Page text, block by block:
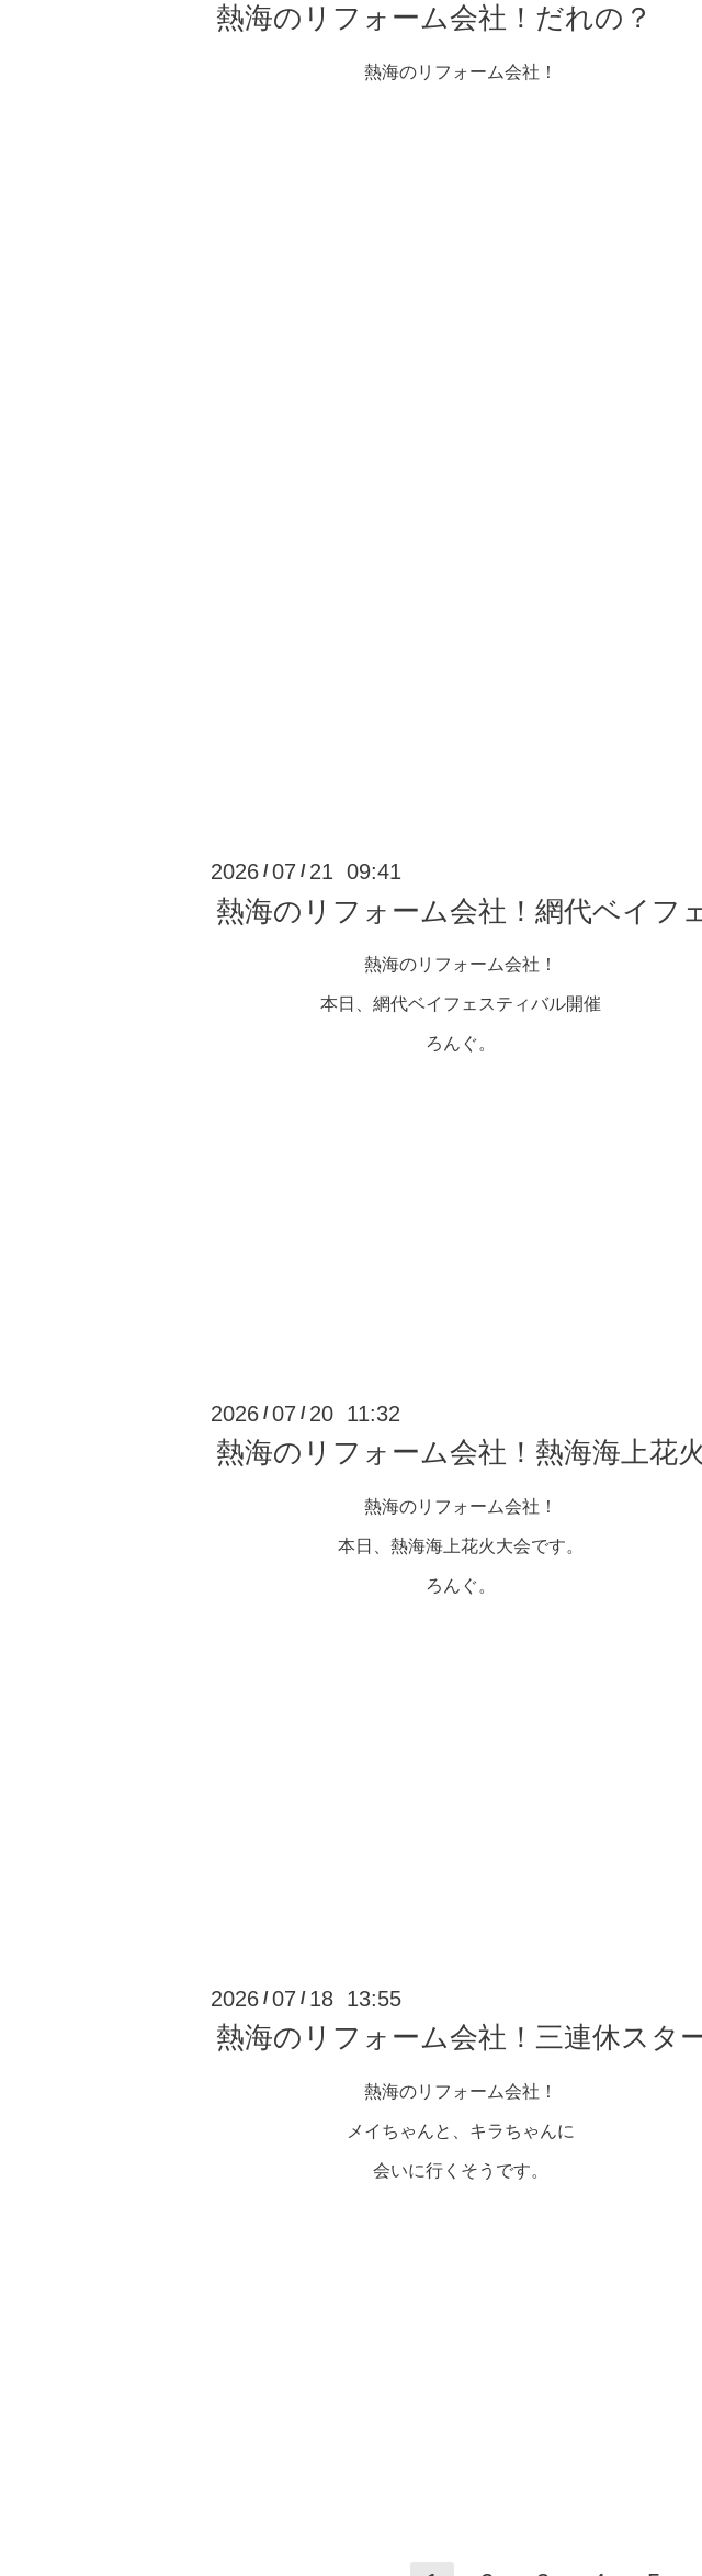
熱海のリフォーム会社！だれの？
熱海のリフォーム会社！
2026 / 07 / 21 09:41
熱海のリフォーム会社！網代ベイフ
熱海のリフォーム会社！
本日、網代ベイフェスティバル開催
ろんぐ。
2026 /07 / 20 11:32
熱海のリフォーム会社！熱海海上花
熱海のリフォーム会社！
本日、熱海海上花火大会です。
ろんぐ。
2026 /07 / 18 13:55
熱海のリフォーム会社！三連休スター
熱海のリフォーム会社！
メイちゃんと、キラちゃんに
会いに行くそうです。